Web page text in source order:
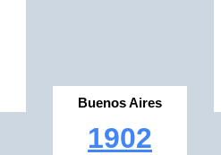
Buenos Aires
1902